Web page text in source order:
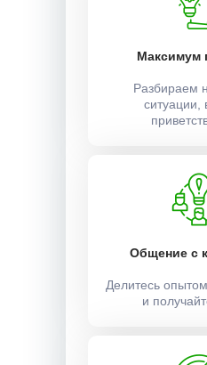
Максимум
Разбираем
ситуации,
Общение с
Делитесь
и